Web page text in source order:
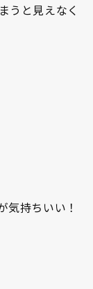
うと見えなく
気持ちいい！